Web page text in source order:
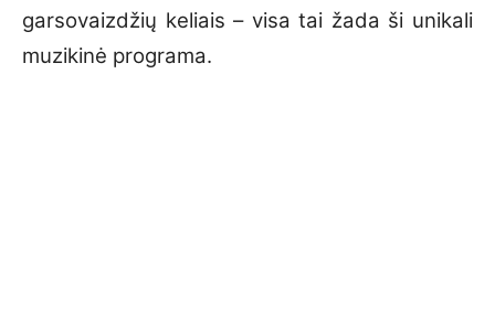
garsovaizdžių keliais – visa tai žada ši unikali
muzikinė programa.